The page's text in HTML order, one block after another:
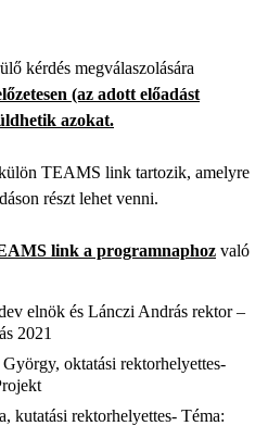
kérdés megválaszolására
(az adott előadást
azokat.
TEAMS link tartozik, amelyre
részt lehet venni.
link a programnaphoz való
elnök és Lánczi András rektor –
2021
oktatási rektorhelyettes-
kutatási rektorhelyettes- Téma: